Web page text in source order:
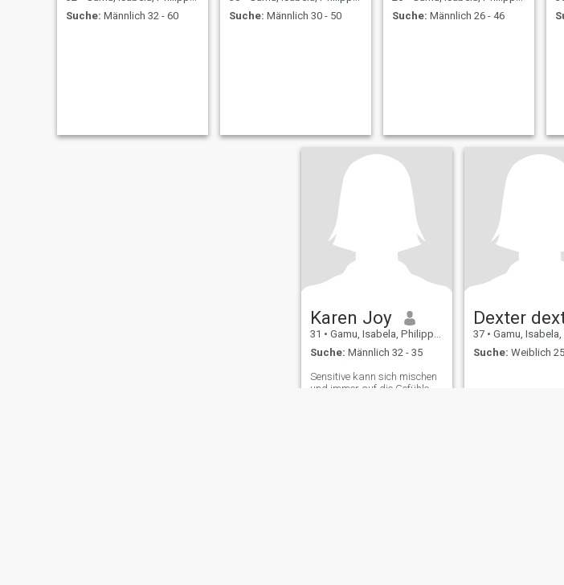
Suche: Männlich 32 - 60
Suche: Männlich 30 - 50
Suche: Männlich 26 - 46
Karen Joy
31 • Gamu, Isabela, Philippinen
Suche: Männlich 32 - 35
Sensitive kann sich mischen
und immer auf die Gefühle
Dexter
37 • Gamu, Isabela,
Suche: Weiblich